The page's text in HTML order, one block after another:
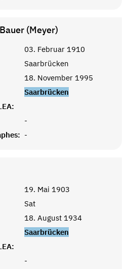
(Meyer)
03. Februar 1910
Saarbrücken
18. November 1995
Saarbrücken
-
-
19. Mai 1903
Sat
18. August 1934
Saarbrücken
-